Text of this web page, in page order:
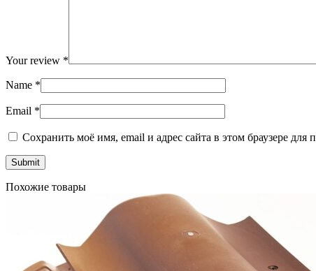
Your review *
Name *
Email *
Сохранить моё имя, email и адрес сайта в этом браузере
Похожие товары